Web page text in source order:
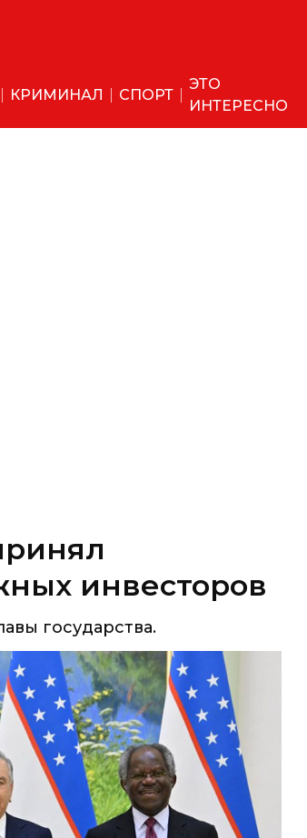
КРИМИНАЛ СПОРТ
ЭТО
ИНТЕРЕСНО
инвесторов
государства.